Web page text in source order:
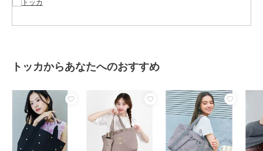
ブランド トッカ
商品カテゴリ バッグ ／トートバッグ
／トートバッグ
カラー
ブラック系、ベージュ系5、ベー
ジュ系
サイズ
トッカからあなたへのおすすめ